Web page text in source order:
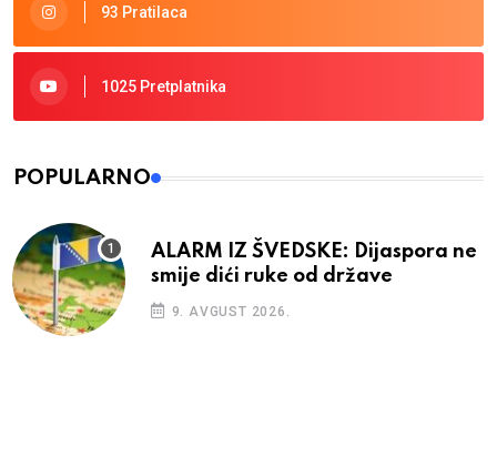
93 Pratilaca
1025 Pretplatnika
POPULARNO
ALARM IZ ŠVEDSKE: Dijaspora ne
smije dići ruke od države
9. AVGUST 2026.